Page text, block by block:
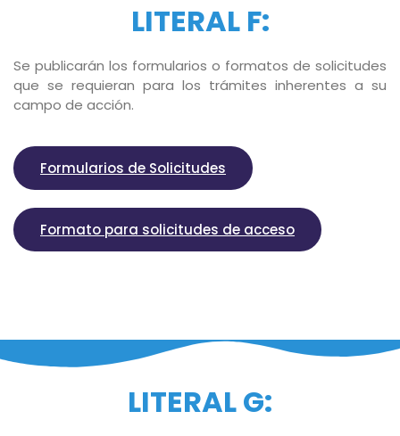
LITERAL F:
Se publicarán los formularios o formatos de solicitudes
que se requieran para los trámites inherentes a su
campo de acción.
Formularios de Solicitudes
Formato para solicitudes de acceso
LITERAL G: